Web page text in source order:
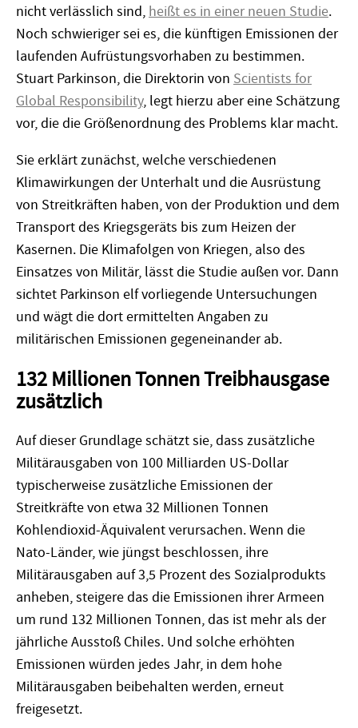
nicht verlässlich sind, heißt es in einer neuen Studie.
Noch schwieriger sei es, die künftigen Emissionen der
laufenden Aufrüstungsvorhaben zu bestimmen.
Stuart Parkinson, die Direktorin von Scientists for
Global Responsibility, legt hierzu aber eine Schätzung
vor, die die Größenordnung des Problems klar macht.
Sie erklärt zunächst, welche verschiedenen
Klimawirkungen der Unterhalt und die Ausrüstung
von Streitkräften haben, von der Produktion und dem
Transport des Kriegsgeräts bis zum Heizen der
Kasernen. Die Klimafolgen von Kriegen, also des
Einsatzes von Militär, lässt die Studie außen vor. Dann
sichtet Parkinson elf vorliegende Untersuchungen
und wägt die dort ermittelten Angaben zu
militärischen Emissionen gegeneinander ab.
132 Millionen Tonnen Treibhausgase
zusätzlich
Auf dieser Grundlage schätzt sie, dass zusätzliche
Militärausgaben von 100 Milliarden US-Dollar
typischerweise zusätzliche Emissionen der
Streitkräfte von etwa 32 Millionen Tonnen
Kohlendioxid-Äquivalent verursachen. Wenn die
Nato-Länder, wie jüngst beschlossen, ihre
Militärausgaben auf 3,5 Prozent des Sozialprodukts
anheben, steigere das die Emissionen ihrer Armeen
um rund 132 Millionen Tonnen, das ist mehr als der
jährliche Ausstoß Chiles. Und solche erhöhten
Emissionen würden jedes Jahr, in dem hohe
Militärausgaben beibehalten werden, erneut
freigesetzt.